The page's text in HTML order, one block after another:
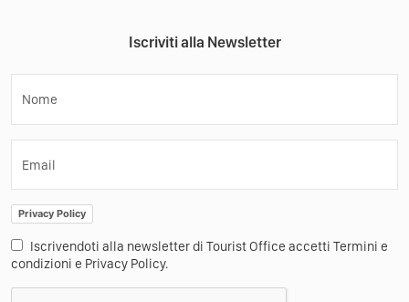
Iscriviti alla Newsletter
Nome
Email
Privacy Policy
Iscrivendoti alla newsletter di Tourist Office accetti Termini e
condizioni e Privacy Policy.